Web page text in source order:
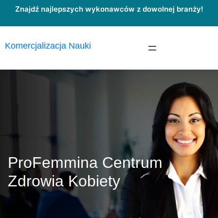
Przejdź
treści
Znajdź najlepszych wykonawców z dowolnej branży!
Komercjalizacja Nauki
ProFemmina Centrum
Zdrowia Kobiety